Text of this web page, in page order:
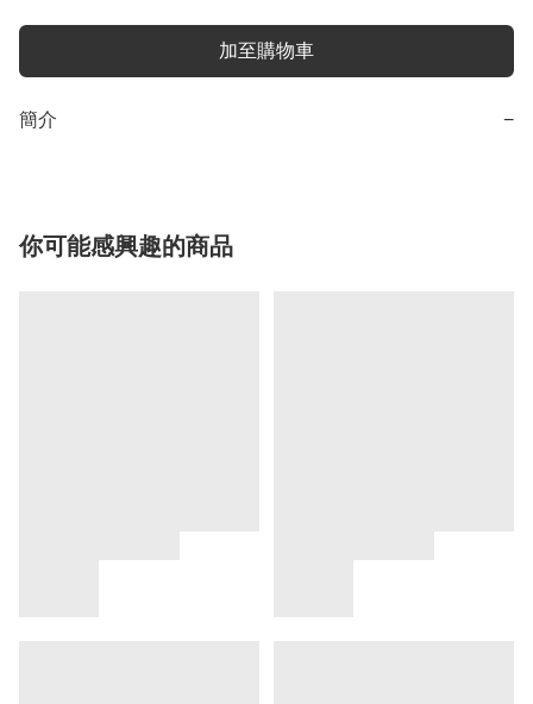
加至購物車
簡介 −
你可能感興趣的商品